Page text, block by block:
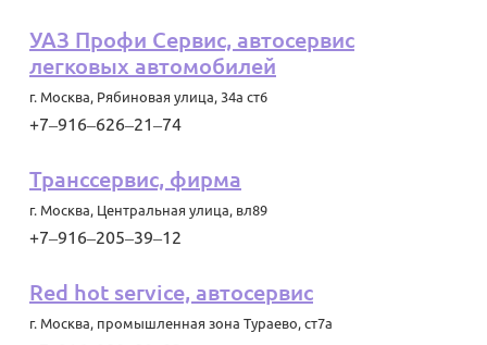
УАЗ Профи Сервис, автосервис
легковых автомобилей
г. Москва, Рябиновая улица, 34а ст6
+7‒916‒626‒21‒74
Транссервис, фирма
г. Москва, Центральная улица, вл89
+7‒916‒205‒39‒12
Red hot service, автосервис
г. Москва, промышленная зона Тураево, ст7а